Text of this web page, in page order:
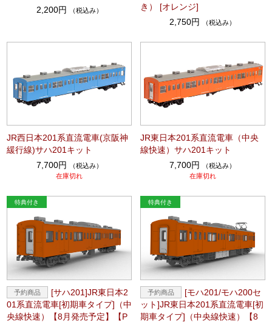
2,200円
（税込み）
き） [オレンジ]
2,750円
（税込み）
JR西日本201系直流電車(京阪神
緩行線)サハ201キット
7,700円
（税込み）
在庫切れ
JR東日本201系直流電車（中央
線快速）サハ201キット
7,700円
（税込み）
在庫切れ
[サハ201]JR東日本2
01系直流電車[初期車タイプ]（中
央線快速）【8月発売予定】【P
[モハ201/モハ200セ
ット]JR東日本201系直流電車[初
期車タイプ]（中央線快速）【8